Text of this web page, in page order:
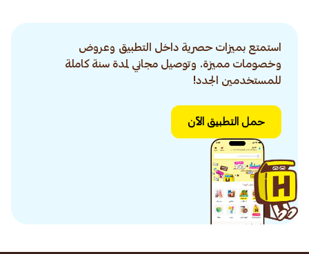
استمتع بميزات حصرية داخل التطبيق وعروض
وخصومات مميزة. وتوصيل مجاني لمدة سنة كاملة
للمستخدمين الجدد!
حمل التطبيق الآن